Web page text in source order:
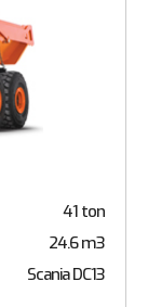
41 ton
24.6 m3
Scania DC13